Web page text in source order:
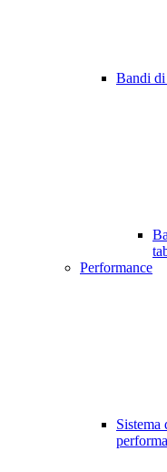
Bandi di
Performance
Sistema